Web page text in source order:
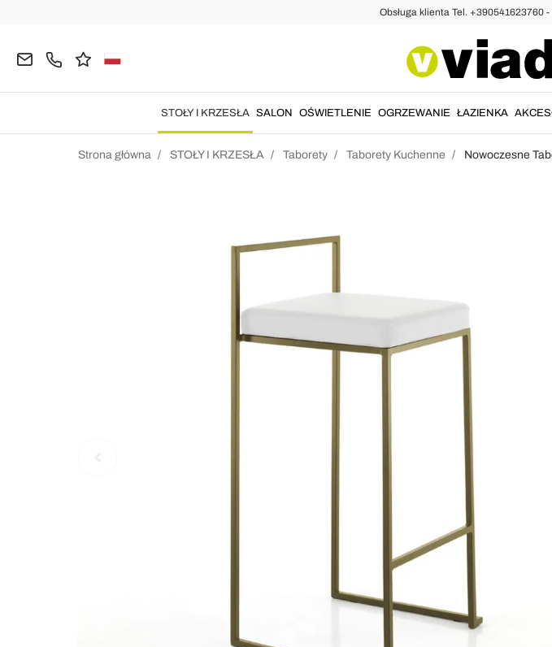
Obsługa klienta Tel. +390541623760
STOŁY I KRZESŁA SALON OŚWIETLENIE OGRZEWANIE ŁAZIENKA
Strona główna STOŁY I KRZESŁA Taborety Taborety Kuchenne Nowoczesne